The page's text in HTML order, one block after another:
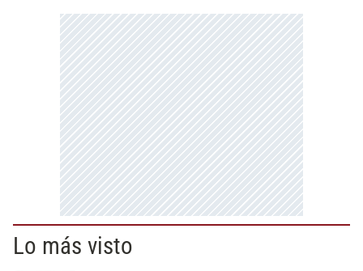
Lo más visto